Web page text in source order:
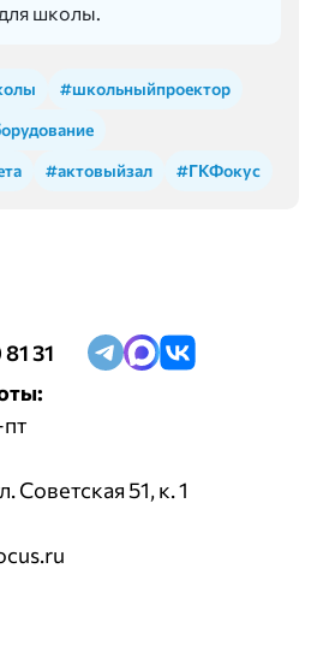
школы.
#школьныйпроектор
#актовыйзал #ГКФокус
31
Советская 51, к. 1